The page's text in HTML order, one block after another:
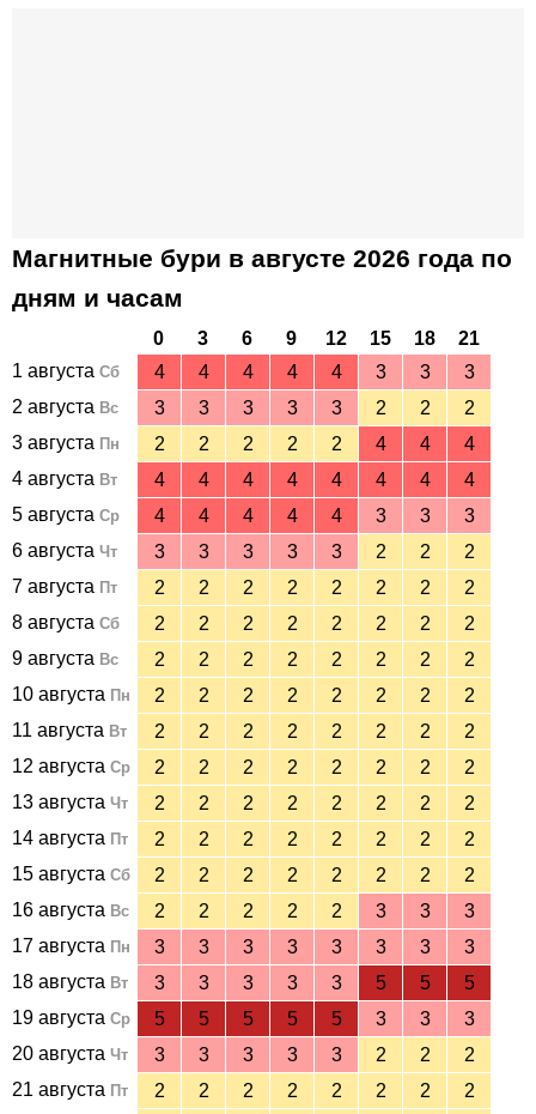
Магнитные бури в августе 2026 года по
дням и часам
0 3 6 9 12 15 18
21
1 августа Сб 4 4 4 4 4 3 3
3
2 августа Вс 3 3 3 3 3 2 2
2
3 августа Пн 2 2 2 2 2 4 4
4
4 августа Вт 4 4 4 4 4 4 4
4
5 августа Ср 4 4 4 4 4 3 3
3
6 августа Чт 3 3 3 3 3 2 2
2
7 августа Пт 2 2 2 2 2 2 2
2
8 августа Сб 2 2 2 2 2 2 2
2
9 августа Вс 2 2 2 2 2 2 2
2
10 августа Пн 2 2 2 2 2 2 2
2
11 августа Вт 2 2 2 2 2 2 2
2
12 августа Ср 2 2 2 2 2 2 2
2
13 августа Чт 2 2 2 2 2 2 2
2
14 августа Пт 2 2 2 2 2 2 2
2
15 августа Сб 2 2 2 2 2 2 2
2
16 августа Вс 2 2 2 2 2 3 3
3
17 августа Пн 3 3 3 3 3 3 3
3
18 августа Вт 3 3 3 3 3 5 5
5
19 августа Ср 5 5 5 5 5 3 3
3
20 августа Чт 3 3 3 3 3 2 2
2
21 августа Пт 2 2 2 2 2 2 2
2